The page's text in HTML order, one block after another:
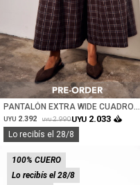
Talle
PANTALÓN EXTRA WIDE CUADROS
- MARINO
UYU 2.392 UYU 2.990UYU 2.033
Lo recibís el 28/8
100% CUERO
Lo recibís el 28/8